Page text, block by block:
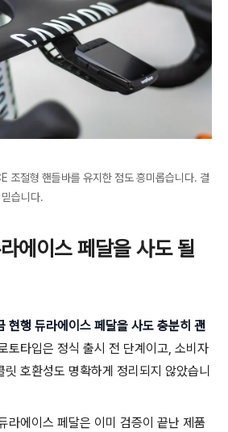
조절형 핸들바를 유지한 점도 흥미롭습니다. 결
습니다.
에이스 페달을 사도 될
현행 듀라에이스 페달을 사도 충분히 괜
토타입은 정식 출시 전 단계이고, 소비자
호환성도 명확하게 정리되지 않았습니
라에이스 페달은 이미 검증이 끝난 제품